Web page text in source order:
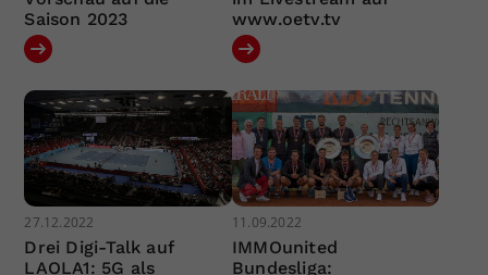
Saison 2023
www.oetv.tv
27.12.2022
Drei Digi-Talk auf
LAOLA1: 5G als
11.09.2022
IMMOunited
Bundesliga: